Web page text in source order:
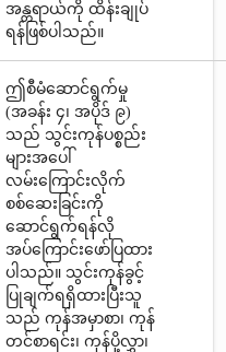
အန္တရာယ်ကို ထိန်းချုပ်
ရန်ဖြစ်ပါသည်။
ဤစီမံဆောင်ရွက်မှု
(အခန်း ၄၊ အပိုဒ် ၉)
သည် သွင်းကုန်ပစ္စည်း
များအပေါ်
လမ်းကြောင်းလိုက်
စစ်ဆေးခြင်းကို
ဆောင်ရွက်ရန်လို
အပ်ကြောင်းဖော်ပြထား
ပါသည်။ သွင်းကုန်ခွင့်
ပြုချက်ရရှိထားပြီးသူ
သည် ကုန်အမှာစာ၊ ကုန်
တင်စာရင်း၊ ကုန်ပို့လွှာ၊